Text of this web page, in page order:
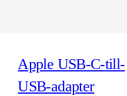
Apple USB-C-till-
USB-adapter